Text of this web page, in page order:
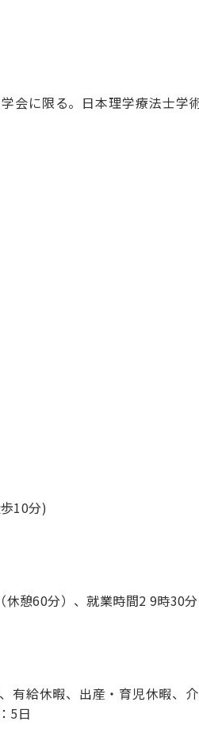
会に限る。日本理学療法士学
10分)
憩60分）、就業時間2 9時30
有給休暇、出産・育児休暇、
5日